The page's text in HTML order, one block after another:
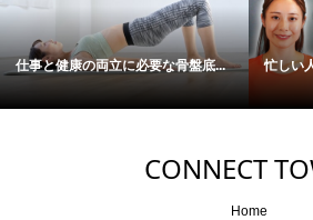
仕事と健康の両立に必要な骨盤底... 忙しい
CONNECT
Home